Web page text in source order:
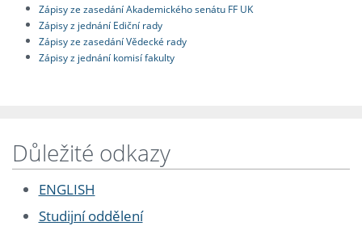
Zápisy ze zasedání Akademického senátu FF UK
Zápisy z jednání Ediční rady
Zápisy ze zasedání Vědecké rady
Zápisy z jednání komisí fakulty
Důležité odkazy
ENGLISH
Studijní oddělení